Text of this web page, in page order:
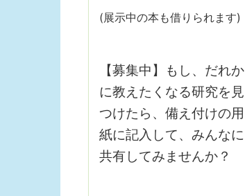
(展示中の本も借りられます)
【募集中】もし、だれか
に教えたくなる研究を見
つけたら、備え付けの用
紙に記入して、みんなに
共有してみませんか？